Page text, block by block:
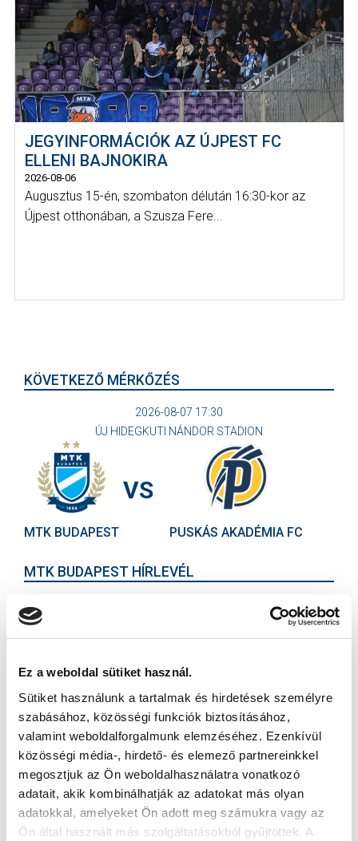
Ez a weboldal sütiket használ.
Sütiket használunk a tartalmak és hirdetések személyre
szabásához, közösségi funkciók biztosításához,
valamint weboldalforgalmunk elemzéséhez. Ezenkívül
közösségi média-, hirdető- és elemező partnereinkkel
megosztjuk az Ön weboldalhasználatra vonatkozó
adatait, akik kombinálhatják az adatokat más olyan
adatokkal, amelyeket Ön adott meg számukra vagy az
Ön által használt más szolgáltatásokból gyűjtöttek. A
JEGYINFORMÁCIÓK AZ ÚJPEST FC
ELLENI BAJNOKIRA
2026-08-06
Augusztus 15-én, szombaton délután 16:30-kor az
Újpest otthonában, a Szusza Fere...
KÖVETKEZŐ MÉRKŐZÉS
2026-08-07 17:30
ÚJ HIDEGKUTI NÁNDOR STADION
MTK BUDAPEST
VS
PUSKÁS AKADÉMIA FC
MTK BUDAPEST HÍRLEVÉL
Elfogadom azAdatvédelmi tájékoztatót!
FELIRATKOZOM
SZPONZOROK